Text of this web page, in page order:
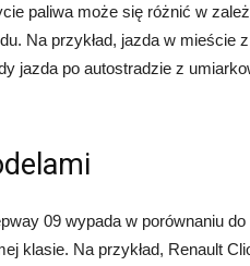
paliwa może się różnić w
Na przykład, jazda w mieście
jazda po autostradzie z
09 wypada w porównaniu
klasie. Na przykład, Renault